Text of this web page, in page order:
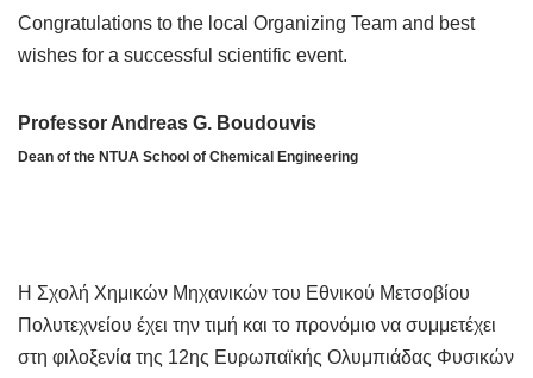
Congratulations to the local Organizing Team and best
wishes for a successful scientific event.
Professor Andreas G. Boudouvis
Dean of the NTUA School of Chemical Engineering
H Σχολή Χημικών Μηχανικών του Εθνικού Μετσοβίου
Πολυτεχνείου έχει την τιμή και το προνόμιο να συμμετέχει
στη φιλοξενία της 12ης Ευρωπαϊκής Ολυμπιάδας Φυσικών